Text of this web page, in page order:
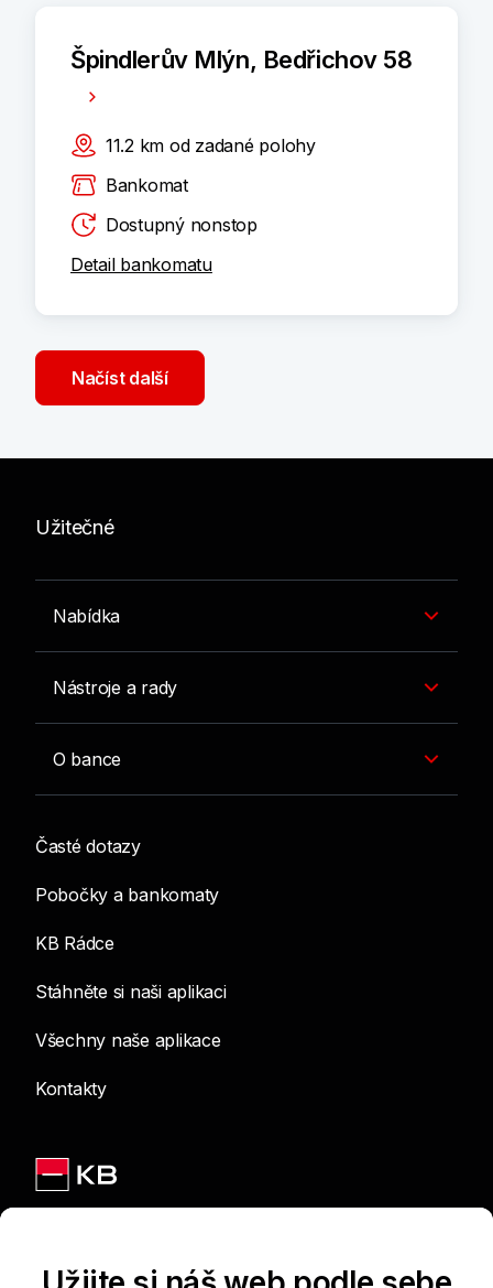
Špindlerův Mlýn, Bedřichov 58
11.2 km od zadané polohy
Bankomat
Dostupný nonstop
Detail bankomatu
Načíst další
Užitečné
Nabídka
Nástroje a rady
O bance
Časté dotazy
Pobočky a bankomaty
KB Rádce
Stáhněte si naši aplikaci
Všechny naše aplikace
Kontakty